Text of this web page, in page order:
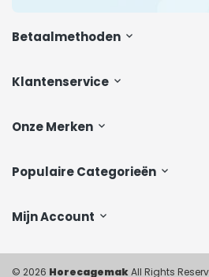
Klantenservice
Onze Merken
Populaire Categorieën
Mijn Account
Betaalmethoden
© 2026 HorecagemakAll Rights